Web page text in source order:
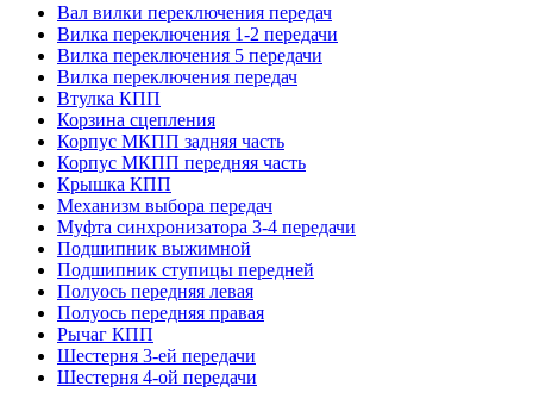
Вал вилки переключения передач
Вилка переключения 1-2 передачи
Вилка переключения 5 передачи
Вилка переключения передач
Втулка КПП
Корзина сцепления
Корпус МКПП задняя часть
Корпус МКПП передняя часть
Крышка КПП
Механизм выбора передач
Муфта синхронизатора 3-4 передачи
Подшипник выжимной
Подшипник ступицы передней
Полуось передняя левая
Полуось передняя правая
Рычаг КПП
Шестерня 3-ей передачи
Шестерня 4-ой передачи